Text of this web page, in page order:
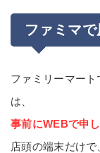
ファミマ
ファミリーマー
は、
事前にWEBで申
店頭の端末だけ